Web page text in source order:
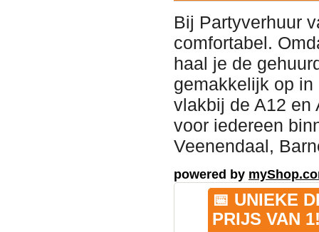
Bij Partyverhuur
comfortabel.
haal je de
gemakkelijk op in
vlakbij de A12 en
voor iedereen
Veenendaal,
powered by
📅 UNIEKE
PRIJS VAN